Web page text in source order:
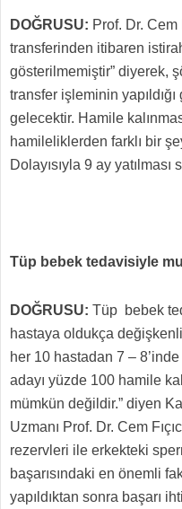
DOĞRUSU: Prof. Dr. Cem
transferinden itibaren
gösterilmemiştir” diyerek,
transfer işleminin
gelecektir. Hamile
hamileliklerden farklı bir
Dolayısıyla 9 ay
Tüp bebek tedavisiyle
DOĞRUSU: Tüp bebek
hastaya oldukça
her 10 hastadan 7 –
adayı yüzde 100 hamile
mümkün değildir.” diyen
Uzmanı Prof. Dr. Cem
rezervleri ile erkekteki
başarısındaki en önemli
yapıldıktan sonra başarı